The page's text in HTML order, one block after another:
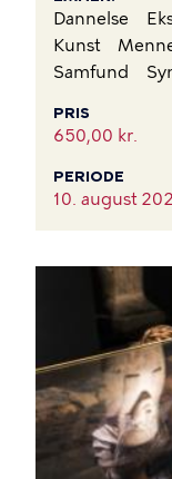
Dannelse
Kunst
Samfund
PRIS
650,00 kr.
PERIODE
10. august